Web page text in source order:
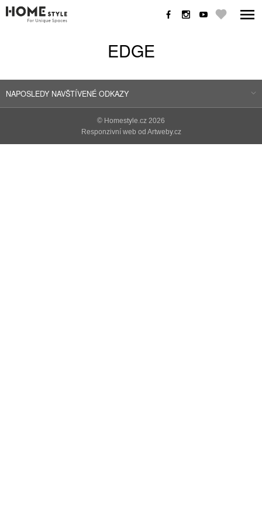
EDGE
NAPOSLEDY NAVŠTÍVENÉ ODKAZY
© Homestyle.cz 2026
Responzivní web od Artweby.cz